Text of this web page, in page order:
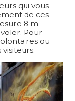
qui vous
de ces
8 m
Pour
ou